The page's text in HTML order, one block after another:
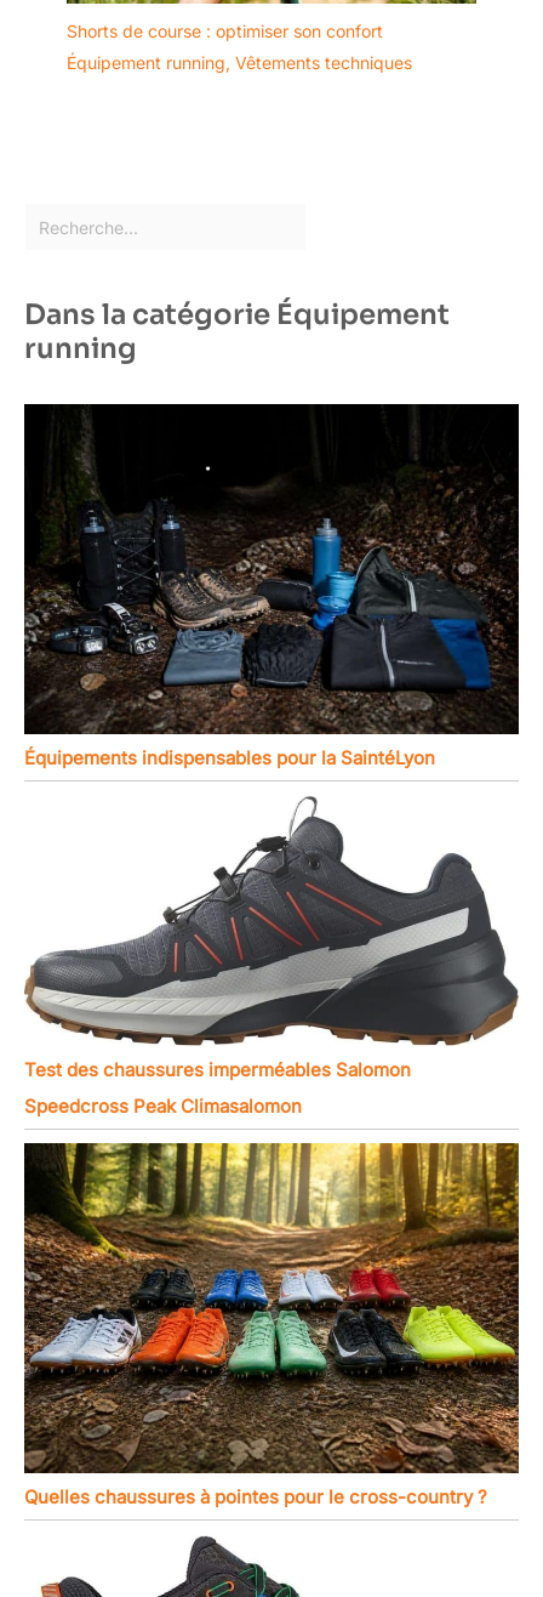
Shorts de course : optimiser son confort
Équipement running, Vêtements techniques
Dans la catégorie Équipement
running
Équipements indispensables pour la SaintéLyon
Test des chaussures imperméables Salomon
Speedcross Peak Climasalomon
Quelles chaussures à pointes pour le cross-country ?